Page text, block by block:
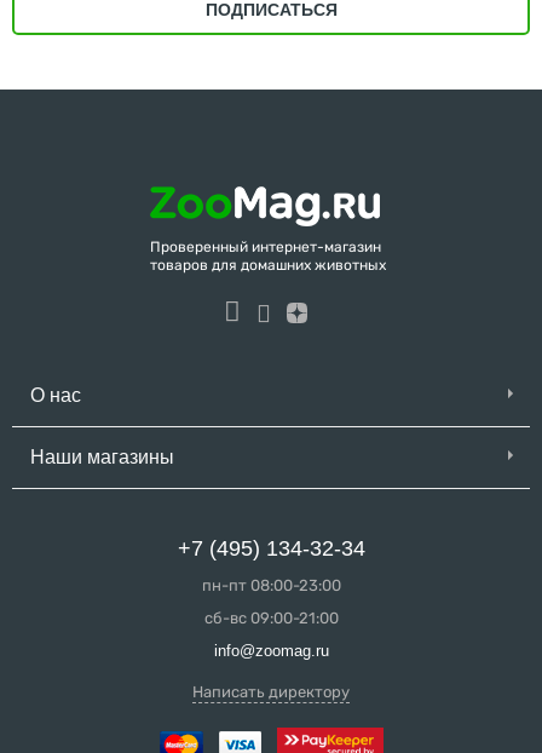
ПОДПИСАТЬСЯ
Проверенный интернет-магазин
товаров для домашних животных
О нас
Наши магазины
+7 (495) 134-32-34
пн-пт 08:00-23:00
сб-вс 09:00-21:00
info@zoomag.ru
Написать директору